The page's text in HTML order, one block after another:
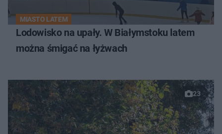
MIASTO LATEM
Lodowisko na upały. W Białymstoku latem
można śmigać na łyżwach
23